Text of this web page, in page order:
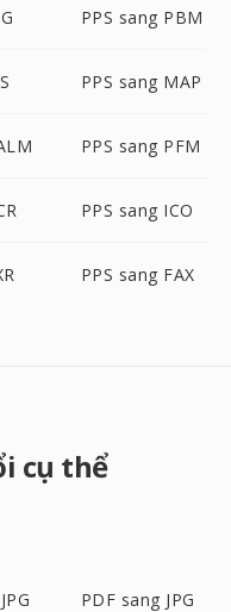
PPS sang PBM
PPS sang MAP
PPS sang PFM
PPS sang ICO
PPS sang FAX
cụ thể
PDF sang JPG